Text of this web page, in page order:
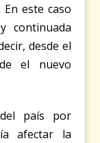
este caso
continuada
desde el
el nuevo
país por
afectar la